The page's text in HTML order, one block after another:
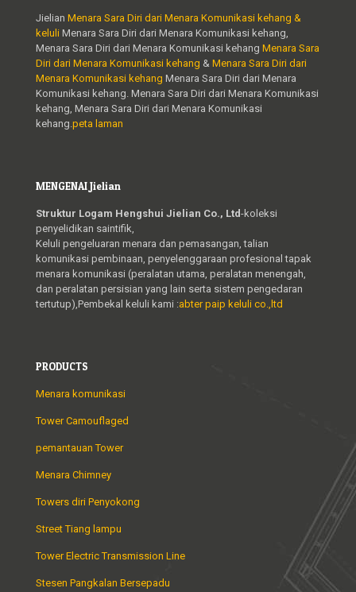
Jielian Menara Sara Diri dari Menara Komunikasi kehang &
keluli Menara Sara Diri dari Menara Komunikasi kehang,
Menara Sara Diri dari Menara Komunikasi kehang Menara Sara
Diri dari Menara Komunikasi kehang & Menara Sara Diri dari
Menara Komunikasi kehang Menara Sara Diri dari Menara
Komunikasi kehang. Menara Sara Diri dari Menara Komunikasi
kehang, Menara Sara Diri dari Menara Komunikasi
kehang. peta laman
MENGENAI Jielian
Struktur Logam Hengshui Jielian Co., Ltd-koleksi
penyelidikan saintifik,
Keluli pengeluaran menara dan pemasangan, talian
komunikasi pembinaan, penyelenggaraan profesional tapak
menara komunikasi (peralatan utama, peralatan menengah,
dan peralatan persisian yang lain serta sistem pengedaran
tertutup),Pembekal keluli kami :abter paip keluli co.,ltd
PRODUCTS
Menara komunikasi
Tower Camouflaged
pemantauan Tower
Menara Chimney
Towers diri Penyokong
Street Tiang lampu
Tower Electric Transmission Line
Stesen Pangkalan Bersepadu